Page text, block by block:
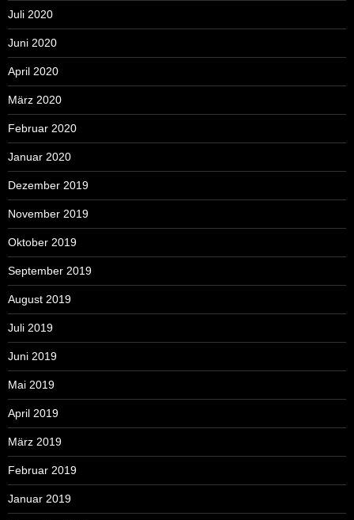
Juli 2020
Juni 2020
April 2020
März 2020
Februar 2020
Januar 2020
Dezember 2019
November 2019
Oktober 2019
September 2019
August 2019
Juli 2019
Juni 2019
Mai 2019
April 2019
März 2019
Februar 2019
Januar 2019